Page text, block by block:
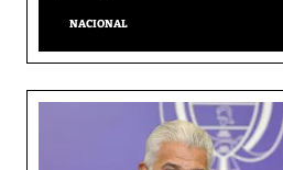
NACIONAL